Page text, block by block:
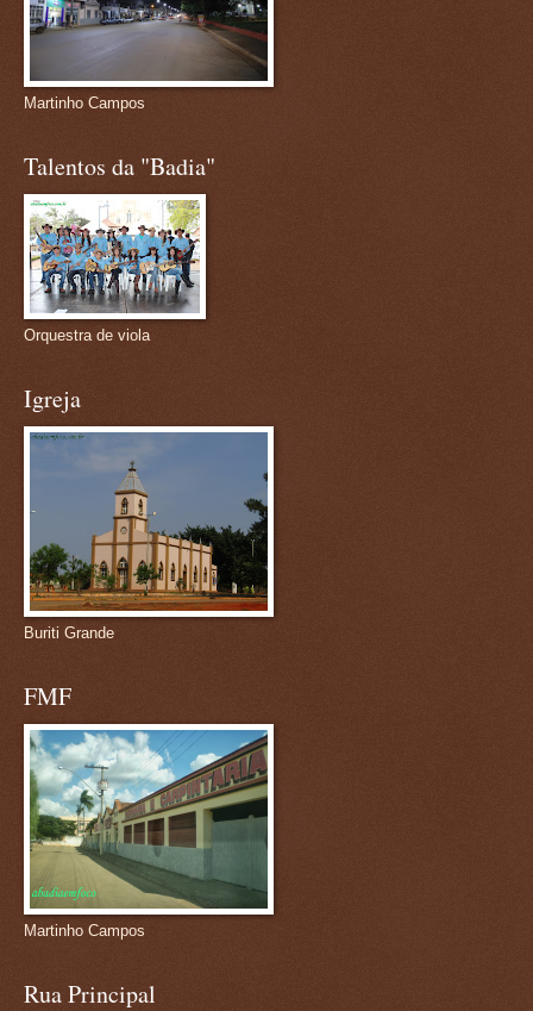
Martinho Campos
Talentos da "Badia"
Orquestra de viola
Igreja
Buriti Grande
FMF
Martinho Campos
Rua Principal